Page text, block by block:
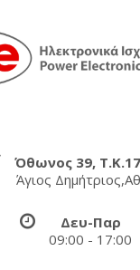
Όθωνος 39,
Άγιος
Δευ-Παρ
09:00 - 17:00